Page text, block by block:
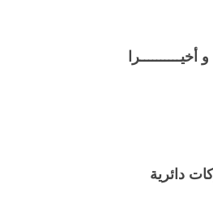
و أخيــــــــــرا